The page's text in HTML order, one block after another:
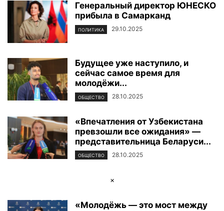
Генеральный директор ЮНЕСКО
прибыла в Самарканд
ПОЛИТИКА 29.10.2025
Будущее уже наступило, и
сейчас самое время для
молодёжи...
ОБЩЕСТВО 28.10.2025
«Впечатления от Узбекистана
превзошли все ожидания» —
представительница Беларуси...
ОБЩЕСТВО 28.10.2025
×
«Молодёжь — это мост между